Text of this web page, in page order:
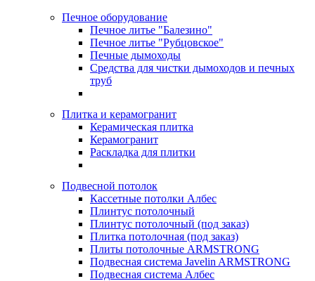
Печное оборудование
Печное литье "Балезино"
Печное литье "Рубцовское"
Печные дымоходы
Средства для чистки дымоходов и печных
труб
Плитка и керамогранит
Керамическая плитка
Керамогранит
Раскладка для плитки
Подвесной потолок
Кассетные потолки Албес
Плинтус потолочный
Плинтус потолочный (под заказ)
Плитка потолочная (под заказ)
Плиты потолочные ARMSTRONG
Подвесная система Javelin ARMSTRONG
Подвесная система Албес